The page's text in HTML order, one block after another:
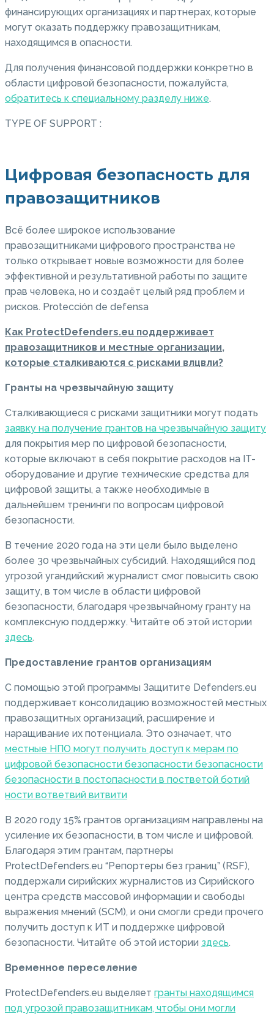
финансирующих организациях и партнерах, которые
могут оказать поддержку правозащитникам,
находящимся в опасности.
Для получения финансовой поддержки конкретно в
области цифровой безопасности, пожалуйста,
обратитесь к специальному разделу ниже.
TYPE OF SUPPORT :
Цифровая безопасность для
правозащитников
Всё более широкое использование
правозащитниками цифрового пространства не
только открывает новые возможности для более
эффективной и результативной работы по защите
прав человека, но и создаёт целый ряд проблем и
рисков. Protección de defensa
Как ProtectDefenders.eu поддерживает
правозащитников и местные организации,
которые сталкиваются с рисками влцвли?
Гранты на чрезвычайную защиту
Сталкивающиеся с рисками защитники могут подать
заявку на получение грантов на чрезвычайную защиту
для покрытия мер по цифровой безопасности,
которые включают в себя покрытие расходов на IT-
оборудование и другие технические средства для
цифровой защиты, а также необходимые в
дальнейшем тренинги по вопросам цифровой
безопасности.
В течение 2020 года на эти цели было выделено
более 30 чрезвычайных субсидий. Находящийся под
угрозой угандийский журналист смог повысить свою
защиту, в том числе в области цифровой
безопасности, благодаря чрезвычайному гранту на
комплексную поддержку. Читайте об этой истории
здесь.
Предоставление грантов организациям
С помощью этой программы Защитите Defenders.eu
поддерживает консолидацию возможностей местных
правозащитных организаций, расширение и
наращивание их потенциала. Это означает, что
местные НПО могут получить доступ к мерам по
цифровой безопасности безопасности безопасности
безопасности в постопасности в постветой ботий
ности вответвий витвити
В 2020 году 15% грантов организациям направлены на
усиление их безопасности, в том числе и цифровой.
Благодаря этим грантам, партнеры
ProtectDefenders.eu “Репортеры без границ” (RSF),
поддержали сирийских журналистов из Сирийского
центра средств массовой информации и свободы
выражения мнений (SCM), и они смогли среди прочего
получить доступ к ИТ и поддержке цифровой
безопасности. Читайте об этой истории здесь.
Временное переселение
ProtectDefenders.eu выделяет гранты находящимся
под угрозой правозащитникам, чтобы они могли